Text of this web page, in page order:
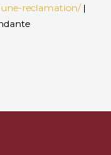
reclamation/|